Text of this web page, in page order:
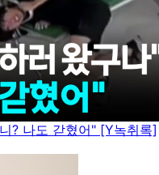
? 나도 갇혔어" [Y녹취록]